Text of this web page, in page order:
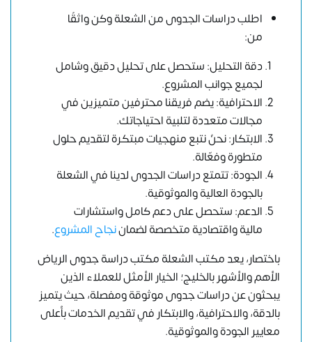
اطلب دراسات الجدوى من الشعلة وكن واثقًا
من:
دقة التحليل: ستحصل على تحليل دقيق وشامل
لجميع جوانب المشروع.
الاحترافية: يضم فريقنا محترفين متميزين في
مجالات متعددة لتلبية احتياجاتك.
الابتكار: نحنُ نتبع منهجيات مبتكرة لتقديم حلول
متطورة وفعّالة.
الجودة: تتمتع دراسات الجدوى لدينا في الشعلة
بالجودة العالية والموثوقية.
الدعم: ستحصل على دعم كامل واستشارات
مالية واقتصادية متخصصة لضماننجاح المشروع.
باختصار، يعد مكتب الشعلة مكتب دراسة جدوى الرياض
الأهم والأشهر بالخليج؛ الخيار الأمثل للعملاء الذين
يبحثون عن دراسات جدوى موثوقة ومفصلة، حيث يتميز
بالدقة، والاحترافية، والابتكار في تقديم الخدمات بأعلى
معايير الجودة والموثوقية.